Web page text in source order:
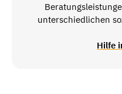
unterschiedlichen
Hilfe